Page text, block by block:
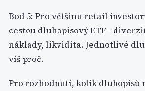
Bod 5: Pro většinu retail
cestou dluhopisový ETF -
náklady, likvidita. Jednotlivé
víš proč.
Pro rozhodnutí, kolik dluhopisů